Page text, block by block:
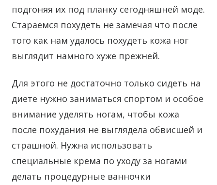
подгоняя их под планку сегодняшней моде.
Стараемся похудеть не замечая что после
того как нам удалось похудеть кожа ног
выглядит намного хуже прежней.
Для этого не достаточно только сидеть на
диете нужно заниматься спортом и особое
внимание уделять ногам, чтобы кожа
после похудания не выглядела обвисшей и
страшной. Нужна использовать
специальные крема по уходу за ногами
делать процедурные ванночки